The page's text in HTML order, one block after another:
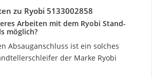
zu Ryobi 5133002858
Arbeiten mit dem Ryobi Stand-
möglich?
Absauganschluss ist ein solches
der Marke Ryobi